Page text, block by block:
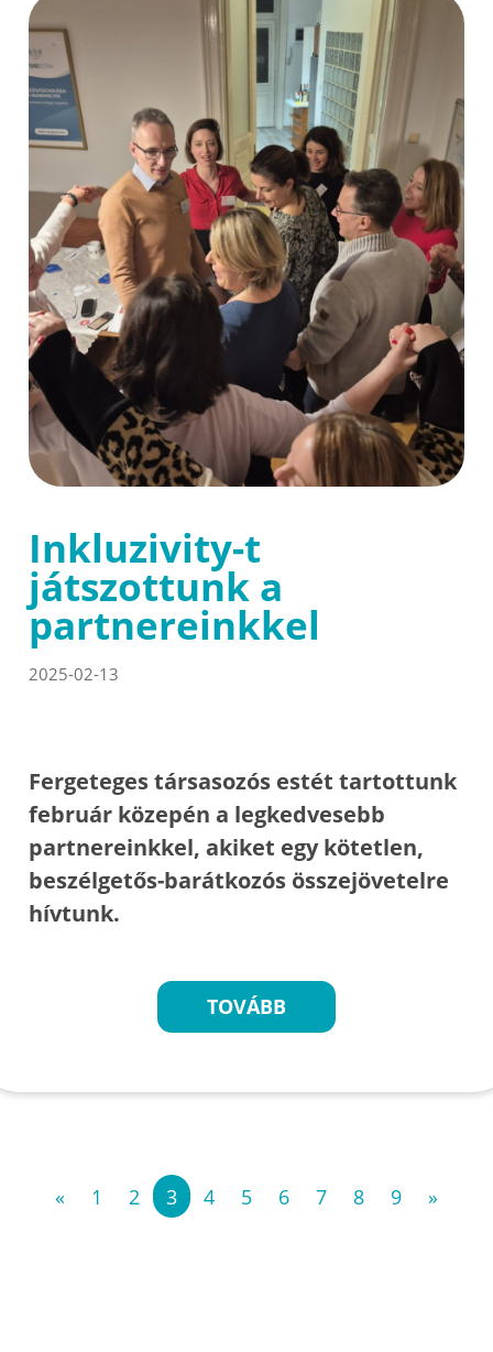
Inkluzivity-t
játszottunk a
partnereinkkel
2025-02-13
Fergeteges társasozós estét tartottunk
február közepén a legkedvesebb
partnereinkkel, akiket egy kötetlen,
beszélgetős-barátkozós összejövetelre
hívtunk.
TOVÁBB
« 1 2 3 4 5 6 7 8 9 »